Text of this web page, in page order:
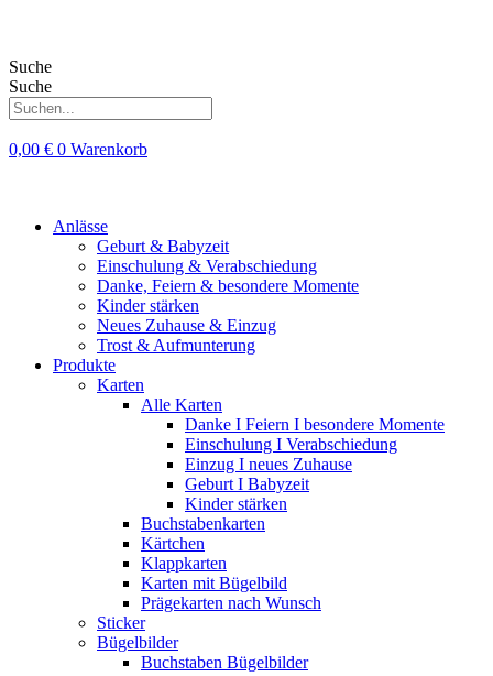
Suche
Suche
0,00 € 0 Warenkorb
Anlässe
Geburt & Babyzeit
Einschulung & Verabschiedung
Danke, Feiern & besondere Momente
Kinder stärken
Neues Zuhause & Einzug
Trost & Aufmunterung
Produkte
Karten
Alle Karten
Danke I Feiern I besondere Momente
Einschulung I Verabschiedung
Einzug I neues Zuhause
Geburt I Babyzeit
Kinder stärken
Buchstabenkarten
Kärtchen
Klappkarten
Karten mit Bügelbild
Prägekarten nach Wunsch
Sticker
Bügelbilder
Buchstaben Bügelbilder